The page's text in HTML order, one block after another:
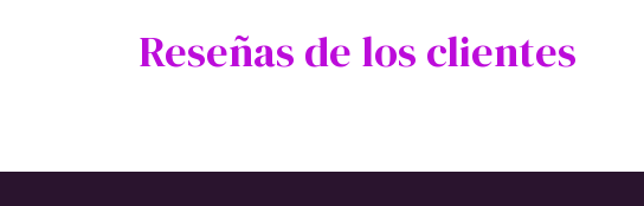
Reseñas de los clientes